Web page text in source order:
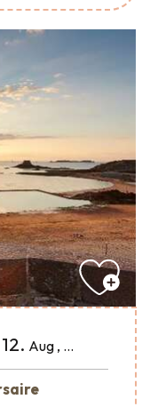
12. Aug, ...